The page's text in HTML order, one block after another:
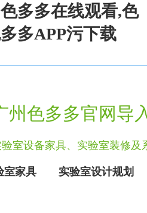
多多在线观看,色
多APP污下载
州色多多官网导
室设备家具、实验室装修
室家具 实验室设计规划